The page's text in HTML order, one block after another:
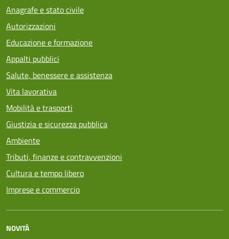
Anagrafe e stato civile
Autorizzazioni
Educazione e formazione
Appalti pubblici
Salute, benessere e assistenza
Vita lavorativa
Mobilità e trasporti
Giustizia e sicurezza pubblica
Ambiente
Tributi, finanze e contravvenzioni
Cultura e tempo libero
Imprese e commercio
NOVITÀ